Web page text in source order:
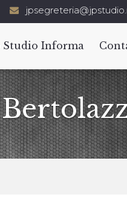
Studio Informa